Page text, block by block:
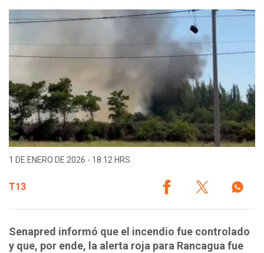
1 DE ENERO DE 2026 - 18:12 HRS.
T13
Senapred informó que el incendio fue controlado
y que, por ende, la alerta roja para Rancagua fue